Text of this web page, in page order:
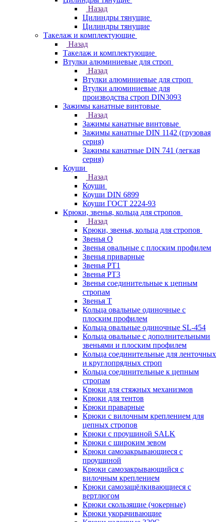
Назад
Цилиндры тянущие
Цилиндры тянущие
Такелаж и комплектующие
Назад
Такелаж и комплектующие
Втулки алюминиевые для строп
Назад
Втулки алюминиевые для строп
Втулки алюминиевые для
производства строп DIN3093
Зажимы канатные винтовые
Назад
Зажимы канатные винтовые
Зажимы канатные DIN 1142 (грузовая
серия)
Зажимы канатные DIN 741 (легкая
серия)
Коуши
Назад
Коуши
Коуши DIN 6899
Коуши ГОСТ 2224-93
Крюки, звенья, кольца для стропов
Назад
Крюки, звенья, кольца для стропов
Звенья О
Звенья овальные с плоским профилем
Звенья приварные
Звенья РТ1
Звенья РТ3
Звенья соединительные к цепным
стропам
Звенья Т
Кольца овальные одиночные c
плоским профилем
Кольца овальные одиночные SL-454
Кольца овальные с дополнительными
звеньями и плоским профилем
Кольца соединительные для ленточных
и круглопрядных строп
Кольца соединительные к цепным
стропам
Крюки для стяжных механизмов
Крюки для тентов
Крюки праварные
Крюки с вилочным креплением для
цепных стропов
Крюки с проушиной SALK
Крюки с широким зевом
Крюки самозакрывающиеся с
проушиной
Крюки самозакрывающийся с
вилочным креплением
Крюки самозащёлкивающиеся с
вертлюгом
Крюки скользящие (чокерные)
Крюки укорачивающие